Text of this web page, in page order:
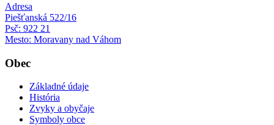
Adresa
Piešťanská 522/16
Psč: 922 21
Mesto: Moravany nad Váhom
Obec
Základné údaje
História
Zvyky a obyčaje
Symboly obce